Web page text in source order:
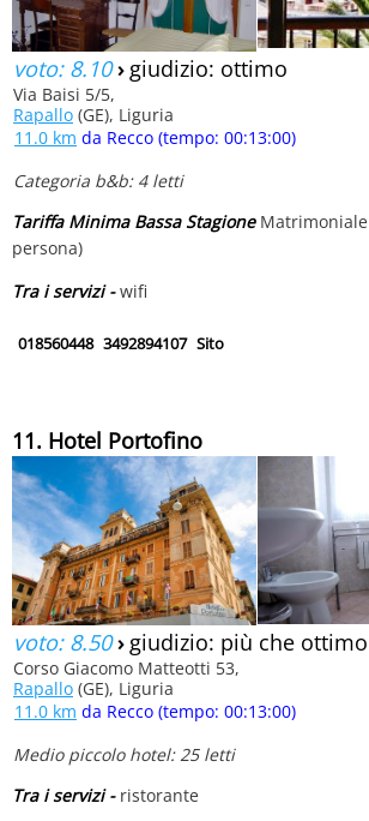
voto: 8.10› giudizio: ottimo
Via Baisi 5/5,
Rapallo (GE), Liguria
11.0 km da Recco (tempo: 00:13:00)
Categoria b&b: 4 letti
Tariffa Minima Bassa StagioneMatrimoniale
persona)
Tra i servizi -wifi
018560448 3492894107 Sito
11. Hotel Portofino
voto: 8.50› giudizio: più che ottimo
Corso Giacomo Matteotti 53,
Rapallo (GE), Liguria
11.0 km da Recco (tempo: 00:13:00)
Medio piccolo hotel: 25 letti
Tra i servizi - ristorante